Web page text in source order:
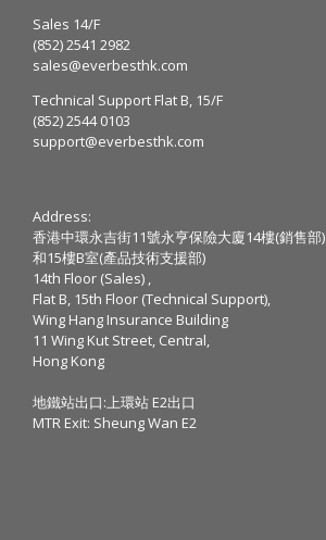
Sales 14/F
(852) 2541 2982
sales@everbesthk.com
Technical Support Flat B, 15/F
(852) 2544 0103
support@everbesthk.com
Address:
香港中環永吉街11號永亨保險大廈14樓(銷售部)
和15樓B室(產品技術支援部)
14th Floor (Sales) ,
Flat B, 15th Floor (Technical Support),
Wing Hang Insurance Building
11 Wing Kut Street, Central,
Hong Kong
地鐵站出口:上環站 E2出口
MTR Exit: Sheung Wan E2